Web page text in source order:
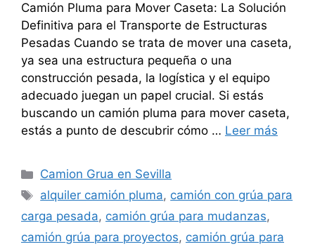
Camión Pluma para Mover Caseta: La Solución
Definitiva para el Transporte de Estructuras
Pesadas Cuando se trata de mover una caseta,
ya sea una estructura pequeña o una
construcción pesada, la logística y el equipo
adecuado juegan un papel crucial. Si estás
buscando un camión pluma para mover caseta,
estás a punto de descubrir cómo … Leer más
Categorías
Camion Grua en Sevilla
Etiquetas
alquiler camión pluma, camión con grúa para
carga pesada, camión grúa para mudanzas,
camión grúa para proyectos, camión grúa para